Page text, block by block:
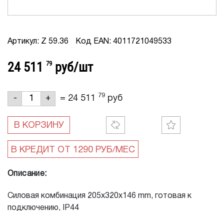
Артикул: Z 59.36 Код EAN: 4011721049533
24 511 79 руб/шт
- + = 24 511 79 руб
В КОРЗИНУ
Описание:
Силовая комбинация 205x320x146 mm, готовая к
подключению, IP44